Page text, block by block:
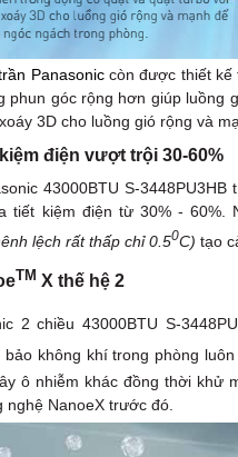
Panasoniccòn được thiết kế
phun góc rộng hơn giúp
3D cho luồng gió rộng và
điện vượt trội 30-60%
43000BTU S-
tiết kiệm điện từ 30% -
lệch rất thấp chỉ 0.50C) tạo
TM X thế hệ 2
2 chiều 43000BTU S-
không khí trong phòng
ô nhiễm khác đồng thời
NanoeX trước đó.